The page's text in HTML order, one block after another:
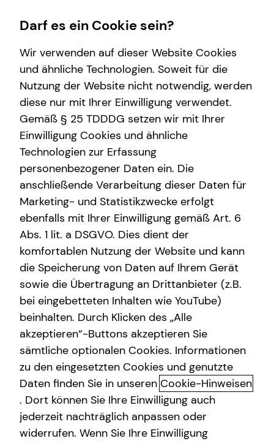
Wissenswertes
Über mich
Über tecis
Podcast
teamzukunft
Service
Kundenportal
Schadenabwicklung
Finanzberatung
Videoberatung
Spezialisten-Netzwerk
Private Krankenvorsorge
Immobilienfinanzierung
Betriebliche Altersvorsorge
Investment
Kapitalanlage Immobilien
Altersvorsorge
Gewerbliche Versicherungen
Arbeitskraftabsicherung
Kindervorsorge
Sach- und Vermögenssicherung
Expat
Karriere-Infos
Karrierechancen
Initiativbewerbung
Wir sind teamzukunft
Als Finanzberatung deiner Generation setzen wir auf eine
Kommunikation auf Augenhöhe: Offen, direkt und
persönlich.
Darf es ein Cookie sein?
Wir verwenden auf dieser Website Cookies
und ähnliche Technologien. Soweit für die
Nutzung der Website nicht notwendig, werden
diese nur mit Ihrer Einwilligung verwendet.
Gemäß § 25 TDDDG setzen wir mit Ihrer
Einwilligung Cookies und ähnliche
Technologien zur Erfassung
personenbezogener Daten ein. Die
anschließende Verarbeitung dieser Daten für
Marketing- und Statistikzwecke erfolgt
ebenfalls mit Ihrer Einwilligung gemäß Art. 6
Abs. 1 lit. a DSGVO. Dies dient der
komfortablen Nutzung der Website und kann
die Speicherung von Daten auf Ihrem Gerät
sowie die Übertragung an Drittanbieter (z.B.
bei eingebetteten Inhalten wie YouTube)
beinhalten. Durch Klicken des „Alle
akzeptieren“-Buttons akzeptieren Sie
sämtliche optionalen Cookies. Informationen
zu den eingesetzten Cookies und genutzte
Daten finden Sie in unseren Cookie-Hinweisen
. Dort können Sie Ihre Einwilligung auch
jederzeit nachträglich anpassen oder
widerrufen. Wenn Sie Ihre Einwilligung